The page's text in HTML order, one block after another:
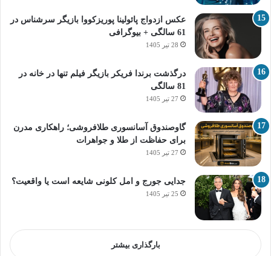
عکس ازدواج پائولینا پوریزکووا بازیگر سرشناس در
61 سالگی + بیوگرافی
28 تیر 1405
درگذشت برندا فریکر بازیگر فیلم تنها در خانه در
81 سالگی
27 تیر 1405
گاوصندوق آسانسوری طلافروشی؛ راهکاری مدرن
برای حفاظت از طلا و جواهرات
27 تیر 1405
جدایی جورج و امل کلونی شایعه است یا واقعیت؟
25 تیر 1405
بارگذاری بیشتر